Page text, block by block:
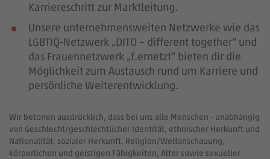
Karriereschritt zur Marktleitung.
Unsere unternehmensweiten Netzwerke wie das
LGBTIQ-Netzwerk „DITO – different together“ und
das Frauennetzwerk „f.ernetzt“ bieten dir die
Möglichkeit zum Austausch rund um Karriere und
persönliche Weiterentwicklung.
Wir betonen ausdrücklich, dass bei uns alle Menschen - unabhängig
von Geschlecht/geschlechtlicher Identität, ethnischer Herkunft und
Nationalität, sozialer Herkunft, Religion/Weltanschauung,
körperlichen und geistigen Fähigkeiten, Alter sowie sexueller